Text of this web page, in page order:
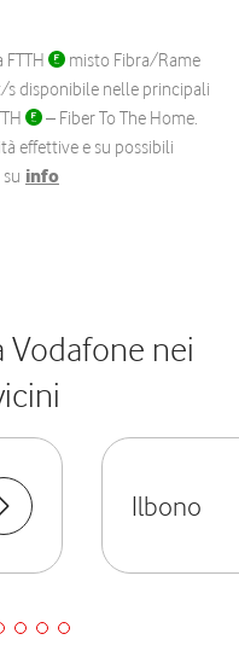
misto Fibra/Rame
s disponibile nelle principali
– Fiber To The Home.
effettive e su possibili
info
nei
Ilbono